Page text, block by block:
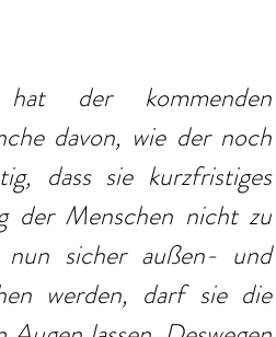
hat der kommenden
davon, wie der noch
dass sie kurzfristiges
der Menschen nicht zu
nun sicher außen- und
werden, darf sie die